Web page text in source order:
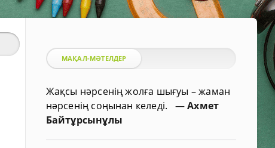
МАҚАЛ-МӘТЕЛДЕР
Жақсы нәрсенің жолға шығуы – жаман
нәрсенің соңынан келеді. —Ахмет
Байтұрсынұлы